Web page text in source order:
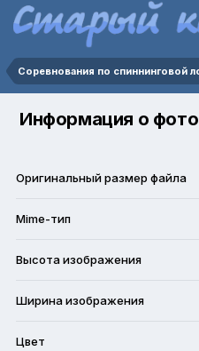
Информация о фото
Оригинальный размер файла
Mime-тип
Высота изображения
Ширина изображения
Цвет